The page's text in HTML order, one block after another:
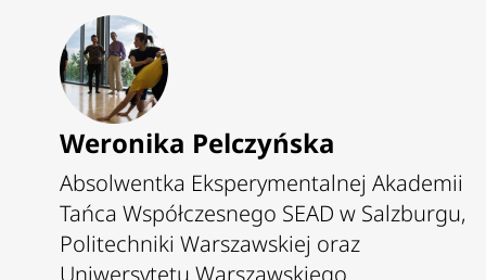
Weronika Pelczyńska
Absolwentka Eksperymentalnej Akademii
Tańca Współczesnego SEAD w Salzburgu,
Politechniki Warszawskiej oraz
Uniwersytetu Warszawskiego.